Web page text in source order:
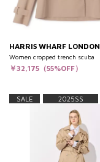
HARRIS WHARF LONDON
Women cropped trench scuba
￥32,175（55%OFF）
SALE 2025SS